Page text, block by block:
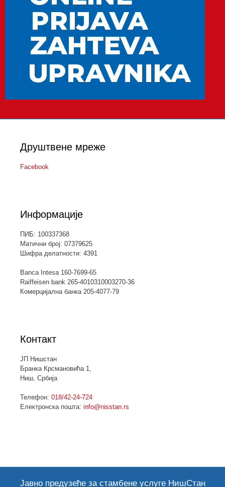
Друштвене мреже
Facebook
Информације
ПИБ: 100337368
Матични број: 07379625
Шифра делатности: 4391
Banca Intesa 160-7699-65
Raiffeisen bank 265-4010310003270-36
Комерцијална банка 205-4077-79
Контакт
ЈП Нишстан
Бранка Крсмановића 1,
Ниш, Србија
Телефон: 018/42-24-724
Електронска пошта: info@nisstan.rs
Јавно предузеће за стамбене услуге НишСтан